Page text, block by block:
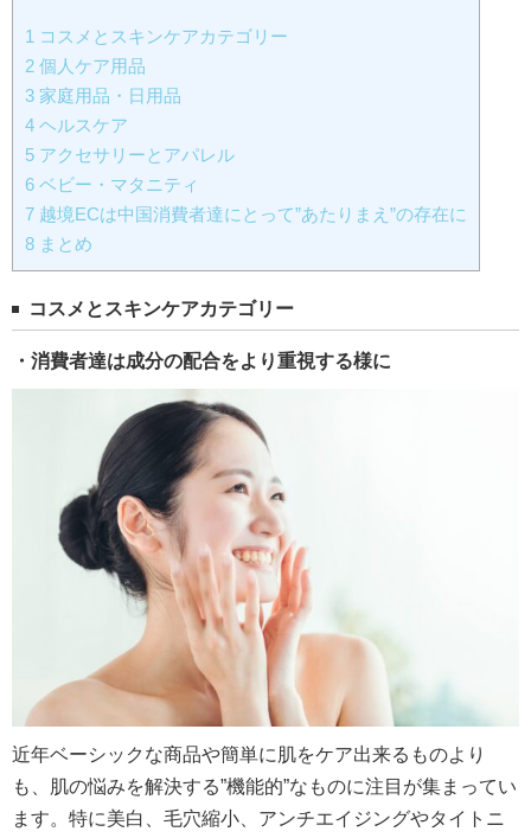
1 コスメとスキンケアカテゴリー
2 個人ケア用品
3 家庭用品・日用品
4 ヘルスケア
5 アクセサリーとアパレル
6 ベビー・マタニティ
7 越境ECは中国消費者達にとって”あたりまえ”の存在に
8 まとめ
コスメとスキンケアカテゴリー
・消費者達は成分の配合をより重視する様に
近年ベーシックな商品や簡単に肌をケア出来るものより
も、肌の悩みを解決する”機能的”なものに注目が集まってい
ます。特に美白、毛穴縮小、アンチエイジングやタイトニ